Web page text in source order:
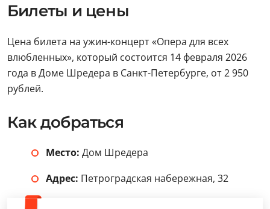
Билеты и цены
Цена билета на ужин-концерт «Опера для всех
влюбленных», который состоится 14 февраля 2026
года в Доме Шредера в Санкт-Петербурге, от 2 950
рублей.
Как добраться
Место: Дом Шредера
Адрес: Петроградская набережная, 32